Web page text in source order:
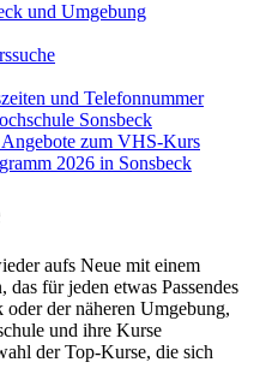
und Umgebung
und Telefonnummer
Sonsbeck
zum VHS-Kurs
2026 in Sonsbeck
aufs Neue mit einem
für jeden etwas Passendes
oder der näheren Umgebung,
und ihre Kurse
der Top-Kurse, die sich